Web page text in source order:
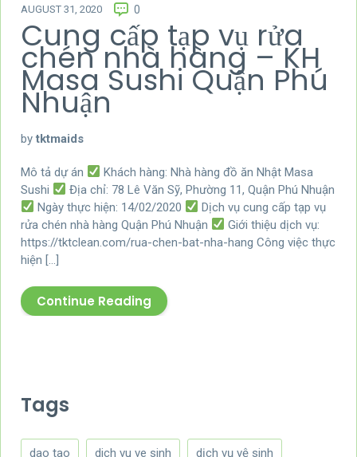
AUGUST 31, 2020 0
Cung cấp tạp vụ rửa
chén nhà hàng – KH
Masa Sushi Quận Phú
Nhuận
by tktmaids
Mô tả dự án
Khách hàng: Nhà hàng đồ ăn Nhật Masa
Sushi
Địa chỉ: 78 Lê Văn Sỹ, Phường 11, Quận Phú Nhuận
Ngày thực hiện: 14/02/2020
Dịch vụ cung cấp tạp vụ
rửa chén nhà hàng Quận Phú Nhuận
Giới thiệu dịch vụ:
https://tktclean.com/rua-chen-bat-nha-hang Công việc thực
hiện […]
Continue Reading
Tags
dao tao dich vu ve sinh dịch vụ vệ sinh